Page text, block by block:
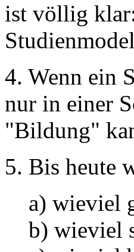
ist völlig
4. Wenn ein
nur in einer
"Bildung"
5. Bis heute
a) wieviel
b) wieviel